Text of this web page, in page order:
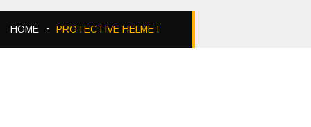
HOME PROTECTIVE HELMET